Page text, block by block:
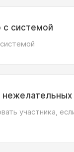
с системой
нежелательных
участника,